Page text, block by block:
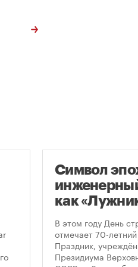
Символ
как
Дня
В этом году День
отмечает 70-
Праздник,
Президиума